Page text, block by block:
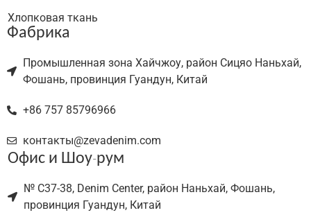
Хлопковая ткань
Фабрика
Промышленная зона Хайчжоу, район Сицяо Наньхай,
Фошань, провинция Гуандун, Китай
+86 757 85796966
контакты@zevadenim.com
Офис и Шоу-рум
№ C37-38, Denim Center, район Наньхай, Фошань,
провинция Гуандун, Китай